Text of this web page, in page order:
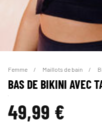
Femme Maillots de bain
BAS DE BIKINI AVEC
49,99 €